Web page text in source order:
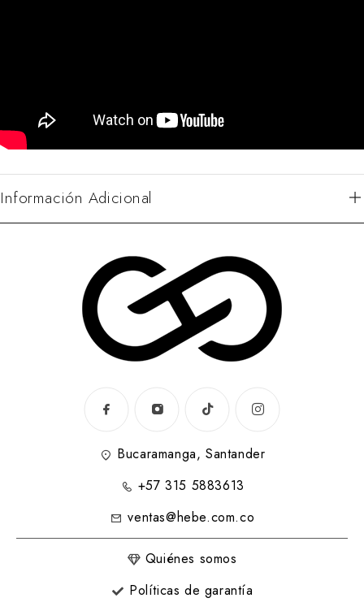
Información Adicional
Bucaramanga, Santander
+57 315 5883613
ventas@hebe.com.co
Quiénes somos
Políticas de garantía